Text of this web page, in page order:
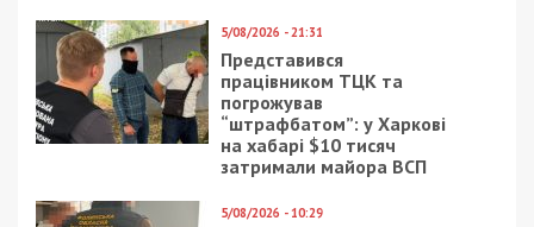
5/08/2026 - 21:31
Представився
працівником ТЦК та
погрожував
“штрафбатом”: у Харкові
на хабарі $10 тисяч
затримали майора ВСП
5/08/2026 - 10:29